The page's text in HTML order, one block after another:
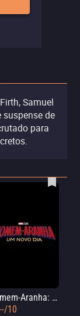
Samuel
suspense de
para
Homem-Aranha: Um Novo Dia
--/10